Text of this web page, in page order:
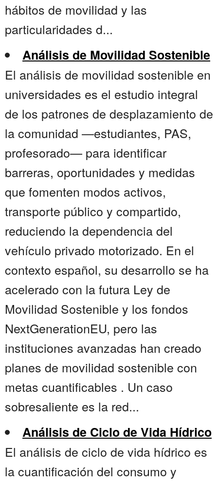
hábitos de movilidad y las
particularidades d...
Análisis de Movilidad Sostenible
El análisis de movilidad sostenible en
universidades es el estudio integral
de los patrones de desplazamiento de
la comunidad —estudiantes, PAS,
profesorado— para identificar
barreras, oportunidades y medidas
que fomenten modos activos,
transporte público y compartido,
reduciendo la dependencia del
vehículo privado motorizado. En el
contexto español, su desarrollo se ha
acelerado con la futura Ley de
Movilidad Sostenible y los fondos
NextGenerationEU, pero las
instituciones avanzadas han creado
planes de movilidad sostenible con
metas cuantificables . Un caso
sobresaliente es la red...
Análisis de Ciclo de Vida Hídrico
El análisis de ciclo de vida hídrico es
la cuantificación del consumo y